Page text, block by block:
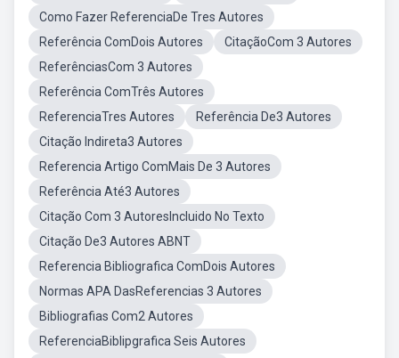
Como Fazer ReferenciaDe Tres Autores
Referência ComDois Autores
CitaçãoCom 3 Autores
ReferênciasCom 3 Autores
Referência ComTrês Autores
ReferenciaTres Autores
Referência De3 Autores
Citação Indireta3 Autores
Referencia Artigo ComMais De 3 Autores
Referência Até3 Autores
Citação Com 3 AutoresIncluido No Texto
Citação De3 Autores ABNT
Referencia Bibliografica ComDois Autores
Normas APA DasReferencias 3 Autores
Bibliografias Com2 Autores
ReferenciaBiblipgrafica Seis Autores